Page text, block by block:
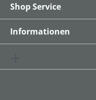
Shop Service
Informationen